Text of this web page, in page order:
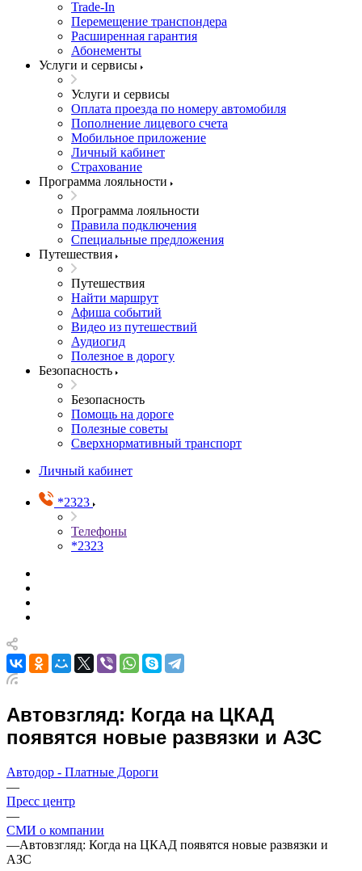
Trade-In
Перемещение транспондера
Расширенная гарантия
Абонементы
Услуги и сервисы
Услуги и сервисы
Оплата проезда по номеру автомобиля
Пополнение лицевого счета
Мобильное приложение
Личный кабинет
Страхование
Программа лояльности
Программа лояльности
Правила подключения
Специальные предложения
Путешествия
Путешествия
Найти маршрут
Афиша событий
Видео из путешествий
Аудиогид
Полезное в дорогу
Безопасность
Безопасность
Помощь на дороге
Полезные советы
Сверхнормативный транспорт
Личный кабинет
*2323
Телефоны
*2323
Автовзгляд: Когда на ЦКАД
появятся новые развязки и АЗС
Автодор - Платные Дороги
—
Пресс центр
—
СМИ о компании
—Автовзгляд: Когда на ЦКАД появятся новые развязки и
АЗС